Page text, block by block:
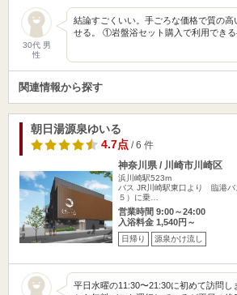
30代 男
性
結論すごくいい。手ごろな価格で質の
せる。 ①岩盤浴セット購入で利用でき
関連情報から探す
朝日湯源泉ゆいる
4.7点/ 6 件
神奈川県 / 川崎市川崎区
浜川崎駅523m
バス JR川崎駅東口より 臨港バ
５）に乗…
営業時間 9:00～24:00
入浴料金 1,540円～
日帰り 源泉かけ流し
平日水曜の11:30〜21:30に初めて訪問し